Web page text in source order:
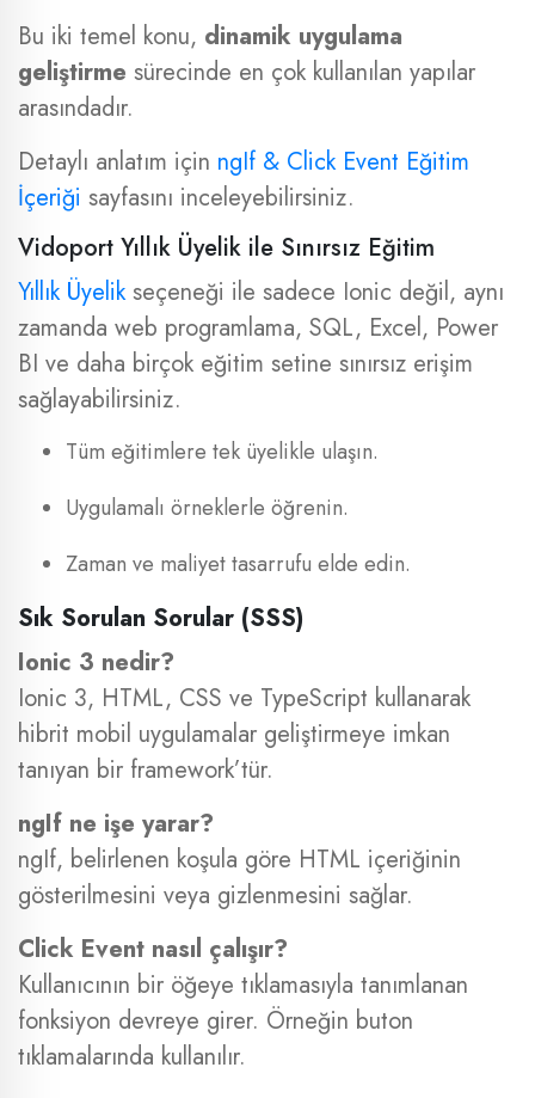
Bu iki temel konu, dinamik uygulama
geliştirme sürecinde en çok kullanılan yapılar
arasındadır.
Detaylı anlatım için ngIf & Click Event Eğitim
İçeriği sayfasını inceleyebilirsiniz.
Vidoport Yıllık Üyelik ile Sınırsız Eğitim
Yıllık Üyelikseçeneği ile sadece Ionic değil, aynı
zamanda web programlama, SQL, Excel, Power
BI ve daha birçok eğitim setine sınırsız erişim
sağlayabilirsiniz.
Tüm eğitimlere tek üyelikle ulaşın.
Uygulamalı örneklerle öğrenin.
Zaman ve maliyet tasarrufu elde edin.
Sık Sorulan Sorular (SSS)
Ionic 3 nedir?
Ionic 3, HTML, CSS ve TypeScript kullanarak
hibrit mobil uygulamalar geliştirmeye imkan
tanıyan bir framework’tür.
ngIf ne işe yarar?
ngIf, belirlenen koşula göre HTML içeriğinin
gösterilmesini veya gizlenmesini sağlar.
Click Event nasıl çalışır?
Kullanıcının bir öğeye tıklamasıyla tanımlanan
fonksiyon devreye girer. Örneğin buton
tıklamalarında kullanılır.